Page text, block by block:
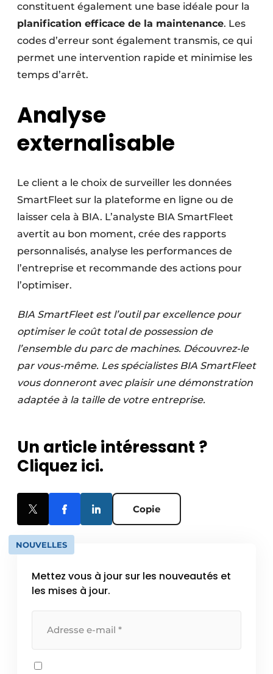
constituent également une base idéale pour la
planification efficace de la maintenance. Les
codes d’erreur sont également transmis, ce qui
permet une intervention rapide et minimise les
temps d’arrêt.
Analyse
externalisable
Le client a le choix de surveiller les données
SmartFleet sur la plateforme en ligne ou de
laisser cela à BIA. L’analyste BIA SmartFleet
avertit au bon moment, crée des rapports
personnalisés, analyse les performances de
l’entreprise et recommande des actions pour
l’optimiser.
BIA SmartFleet est l’outil par excellence pour
optimiser le coût total de possession de
l’ensemble du parc de machines. Découvrez-le
par vous-même. Les spécialistes BIA SmartFleet
vous donneront avec plaisir une démonstration
adaptée à la taille de votre entreprise.
Un article intéressant ?
Cliquez ici.
Copie
NOUVELLES
Mettez vous à jour sur les nouveautés et
les mises à jour.